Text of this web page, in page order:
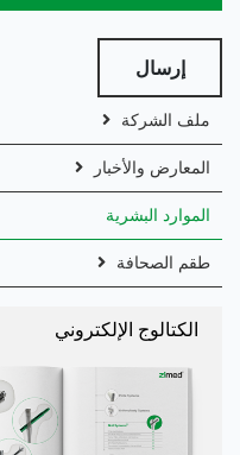
إرسال
ملف الشركة
المعارض والأخبار
الموارد البشرية
طقم الصحافة
الكتالوج الإلكتروني